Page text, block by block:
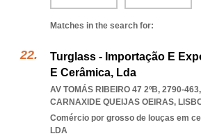
Matches in the search for:
Turglass - Importação E
E Cerâmica, Lda
AV TOMÁS RIBEIRO 47 2ºB, 2790-463,
CARNAXIDE QUEIJAS OEIRAS,
Comércio por grosso de louças em
LDA